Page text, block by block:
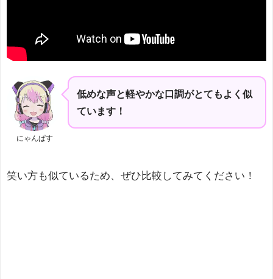
にゃんぱす
低めな声と軽やかな口調がとてもよく似
ています！
笑い方も似ているため、ぜひ比較してみてください！